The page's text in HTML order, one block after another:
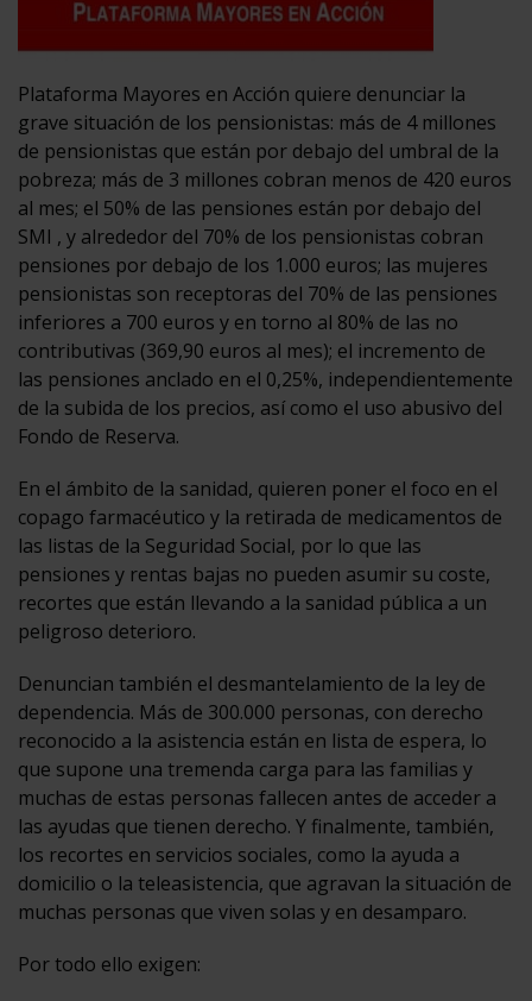
Plataforma Mayores en Acción quiere denunciar la
grave situación de los pensionistas: más de 4 millones
de pensionistas que están por debajo del umbral de la
pobreza; más de 3 millones cobran menos de 420 euros
al mes; el 50% de las pensiones están por debajo del
SMI , y alrededor del 70% de los pensionistas cobran
pensiones por debajo de los 1.000 euros; las mujeres
pensionistas son receptoras del 70% de las pensiones
inferiores a 700 euros y en torno al 80% de las no
contributivas (369,90 euros al mes); el incremento de
las pensiones anclado en el 0,25%, independientemente
de la subida de los precios, así como el uso abusivo del
Fondo de Reserva.
En el ámbito de la sanidad, quieren poner el foco en el
copago farmacéutico y la retirada de medicamentos de
las listas de la Seguridad Social, por lo que las
pensiones y rentas bajas no pueden asumir su coste,
recortes que están llevando a la sanidad pública a un
peligroso deterioro.
Denuncian también el desmantelamiento de la ley de
dependencia. Más de 300.000 personas, con derecho
reconocido a la asistencia están en lista de espera, lo
que supone una tremenda carga para las familias y
muchas de estas personas fallecen antes de acceder a
las ayudas que tienen derecho. Y finalmente, también,
los recortes en servicios sociales, como la ayuda a
domicilio o la teleasistencia, que agravan la situación de
muchas personas que viven solas y en desamparo.
Por todo ello exigen: